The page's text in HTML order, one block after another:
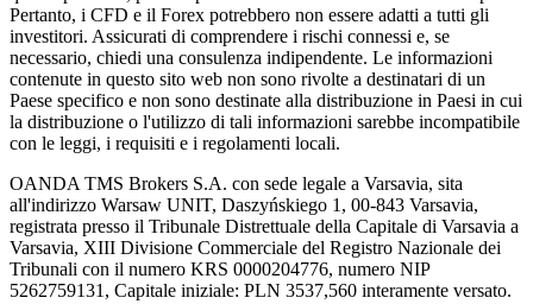
Pertanto, i CFD e il Forex potrebbero non essere adatti a tutti gli
investitori. Assicurati di comprendere i rischi connessi e, se
necessario, chiedi una consulenza indipendente. Le informazioni
contenute in questo sito web non sono rivolte a destinatari di un
Paese specifico e non sono destinate alla distribuzione in Paesi in cui
la distribuzione o l'utilizzo di tali informazioni sarebbe incompatibile
con le leggi, i requisiti e i regolamenti locali.
OANDA TMS Brokers S.A. con sede legale a Varsavia, sita
all'indirizzo Warsaw UNIT, Daszyńskiego 1, 00-843 Varsavia,
registrata presso il Tribunale Distrettuale della Capitale di Varsavia a
Varsavia, XIII Divisione Commerciale del Registro Nazionale dei
Tribunali con il numero KRS 0000204776, numero NIP
5262759131, Capitale iniziale: PLN 3537,560 interamente versato.